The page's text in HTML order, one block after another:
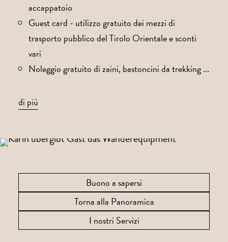
accappatoio
Guest card - utilizzo gratuito dei mezzi di
trasporto pubblico del Tirolo Orientale e sconti
vari
Noleggio gratuito di zaini, bastoncini da trekking ...
di più
Buono a sapersi
Torna alla Panoramica
I nostri Servizi